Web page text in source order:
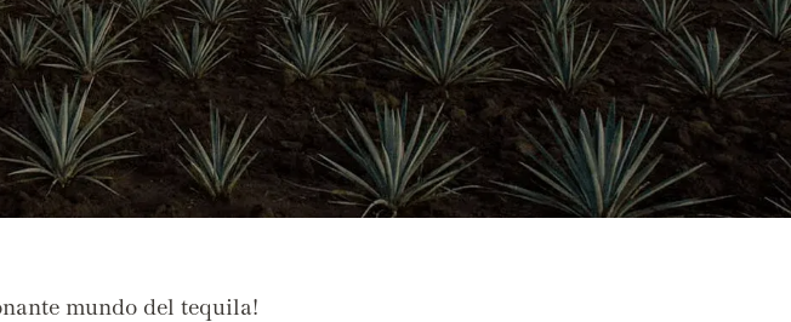
mundo del tequila!